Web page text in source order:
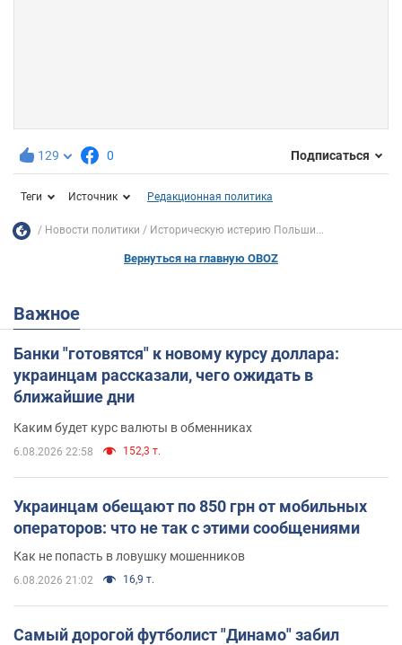
129 0 Подписаться
Теги Источник Редакционная политика
Новости политики Историческую истерию Польши...
Вернуться на главную OBOZ
Важное
Банки "готовятся" к новому курсу доллара:
украинцам рассказали, чего ожидать в
ближайшие дни
Каким будет курс валюты в обменниках
6.08.2026 22:58 152,3 т.
Украинцам обещают по 850 грн от мобильных
операторов: что не так с этими сообщениями
Как не попасть в ловушку мошенников
6.08.2026 21:02 16,9 т.
Самый дорогой футболист "Динамо" забил